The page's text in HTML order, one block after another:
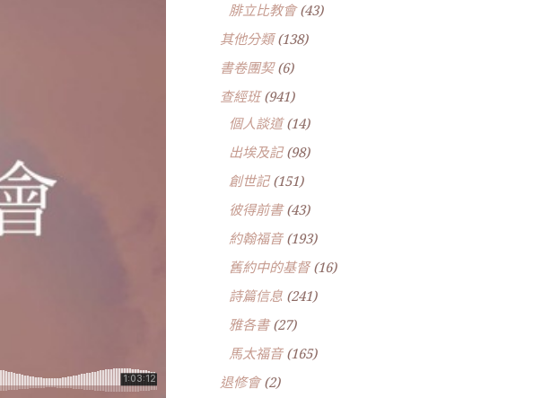
腓立比教會(43)
其他分類(138)
書卷團契(6)
查經班(941)
個人談道(14)
出埃及記(98)
創世記(151)
彼得前書(43)
約翰福音(193)
舊約中的基督(16)
詩篇信息(241)
雅各書(27)
馬太福音(165)
退修會(2)